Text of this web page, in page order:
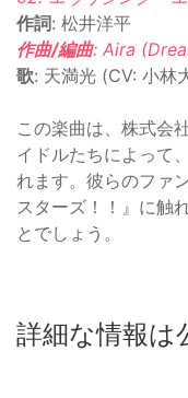
作詞: 松井洋平
作曲/編曲: Aira
歌: 天満光 (CV: 小林
この楽曲は、株式会
イドルたちによって
れます。彼らのファ
スターズ！！』に触
とでしょう。
詳細な情報は